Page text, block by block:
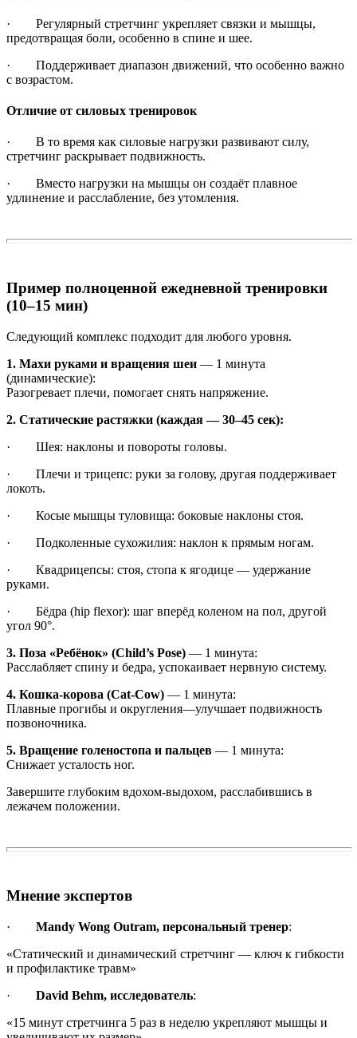
· Регулярный стретчинг укрепляет связки и мышцы,
предотвращая боли, особенно в спине и шее.
· Поддерживает диапазон движений, что особенно важно
с возрастом.
Отличие от силовых тренировок
· В то время как силовые нагрузки развивают силу,
стретчинг раскрывает подвижность.
· Вместо нагрузки на мышцы он создаёт плавное
удлинение и расслабление, без утомления.
Пример полноценной ежедневной тренировки
(10–15 мин)
Следующий комплекс подходит для любого уровня.
1. Махи руками и вращения шеи — 1 минута
(динамические):
Разогревает плечи, помогает снять напряжение.
2. Статические растяжки (каждая — 30–45 сек):
· Шея: наклоны и повороты головы.
· Плечи и трицепс: руки за голову, другая поддерживает
локоть.
· Косые мышцы туловища: боковые наклоны стоя.
· Подколенные сухожилия: наклон к прямым ногам.
· Квадрицепсы: стоя, стопа к ягодице — удержание
руками.
· Бёдра (hip flexor): шаг вперёд коленом на пол, другой
угол 90°.
3. Поза «Ребёнок» (Child’s Pose) — 1 минута:
Расслабляет спину и бедра, успокаивает нервную систему.
4. Кошка-корова (Cat-Cow) — 1 минута:
Плавные прогибы и округления—улучшает подвижность
позвоночника.
5. Вращение голеностопа и пальцев — 1 минута:
Снижает усталость ног.
Завершите глубоким вдохом-выдохом, расслабившись в
лежачем положении.
Мнение экспертов
· Mandy Wong Outram, персональный тренер:
«Статический и динамический стретчинг — ключ к гибкости
и профилактике травм»
· David Behm, исследователь:
«15 минут стретчинга 5 раз в неделю укрепляют мышцы и